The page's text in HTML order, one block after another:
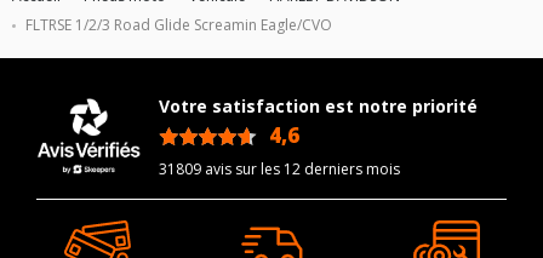
FLTRSE 1/2/3 Road Glide Screamin Eagle/CVO
Votre satisfaction est notre priorité
4,6
31809 avis sur les 12 derniers mois